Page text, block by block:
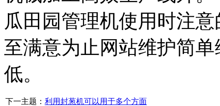
瓜田园管理机使用时注
至满意为止网站维护简
低。
下一主题： 利用封葱机可以用于多个方面